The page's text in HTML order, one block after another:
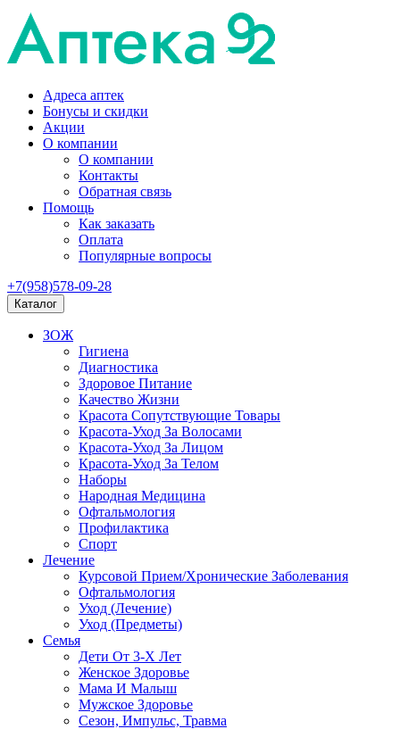
Адреса аптек
Бонусы и скидки
Акции
О компании
О компании
Контакты
Обратная связь
Помощь
Как заказать
Оплата
Популярные вопросы
+7(958)578-09-28
Каталог
ЗОЖ
Гигиена
Диагностика
Здоровое Питание
Качество Жизни
Красота Сопутствующие Товары
Красота-Уход За Волосами
Красота-Уход За Лицом
Красота-Уход За Телом
Наборы
Народная Медицина
Офтальмология
Профилактика
Спорт
Лечение
Курсовой Прием/Хронические Заболевания
Офтальмология
Уход (Лечение)
Уход (Предметы)
Семья
Дети От 3-Х Лет
Женское Здоровье
Мама И Малыш
Мужское Здоровье
Сезон, Импульс, Травма